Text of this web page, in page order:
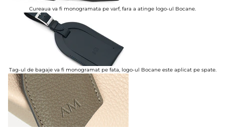
Cureaua va fi monogramata pe varf, fara a atinge logo-ul Bocane.
Tag-ul de bagaje va fi monogramat pe fata, logo-ul Bocane este aplicat pe spate.